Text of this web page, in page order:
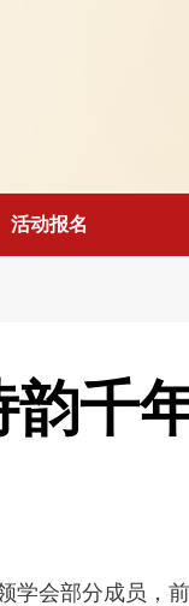
活动报名
千
会部分成员，